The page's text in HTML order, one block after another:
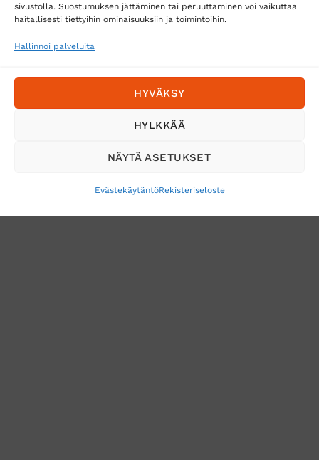
sivustolla. Suostumuksen jättäminen tai peruuttaminen voi vaikuttaa
haitallisesti tiettyihin ominaisuuksiin ja toimintoihin.
Hallinnoi palveluita
HYVÄKSY
HYLKKÄÄ
NÄYTÄ ASETUKSET
EvästekäytäntöRekisteriseloste
Tilaa uutiskirje ja saat erikoisalennuksia